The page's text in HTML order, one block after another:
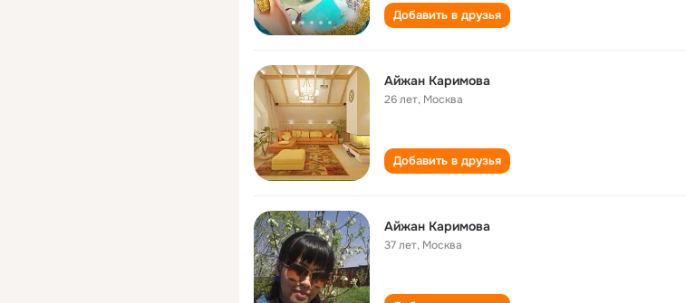
Добавить в друзья
Айжан Каримова
26 лет, Москва
Добавить в друзья
Айжан Каримова
37 лет, Москва